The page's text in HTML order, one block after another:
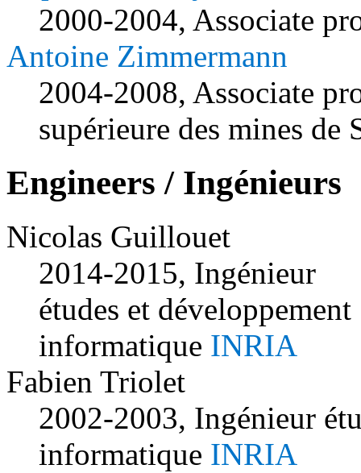
2000-2004, Associate
Antoine Zimmermann
2004-2008, Associate
supérieure des mines de
Engineers / Ingénieurs
Nicolas Guillouet
2014-2015, Ingénieur
études et développement
informatique INRIA
Fabien Triolet
2002-2003, Ingénieur
informatique INRIA